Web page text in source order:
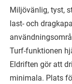
Miljövänlig, tyst,
last- och
Turf-funktionen
Eldriften gör att
minimala. Plats